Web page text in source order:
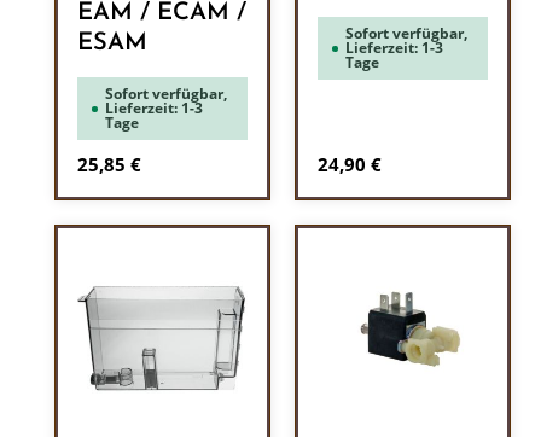
EAM / ECAM /
ESAM
Sofort verfügbar,
Lieferzeit: 1-3
Tage
Regulärer Preis:
25,85 €
Sofort verfügbar,
Lieferzeit: 1-3
Tage
Regulärer Preis:
24,90 €